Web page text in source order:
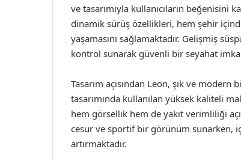
ve tasarımıyla kullanıcıların beğenisini
dinamik sürüş özellikleri, hem şehir
yaşamasını sağlamaktadır. Gelişmiş
kontrol sunarak güvenli bir seyahat
Tasarım açısından Leon, şık ve modern
tasarımında kullanılan yüksek kaliteli
hem görsellik hem de yakıt verimliliği
cesur ve sportif bir görünüm sunarken,
artırmaktadır.